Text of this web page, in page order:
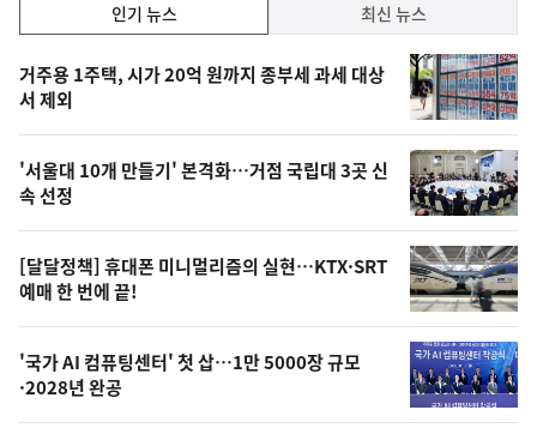
기,
최
신,
오
늘
의
영
상
오
늘
인기 뉴스 최신 뉴스
기
뉴
스
거주용 1주택, 시가 20억 원까지 종부세 과세 대상
서 제외
'서울대 10개 만들기' 본격화…거점 국립대 3곳 신
속 선정
[달달정책] 휴대폰 미니멀리즘의 실현…KTX·SRT
예매 한 번에 끝!
'국가 AI 컴퓨팅센터' 첫 삽…1만 5000장 규모
·2028년 완공